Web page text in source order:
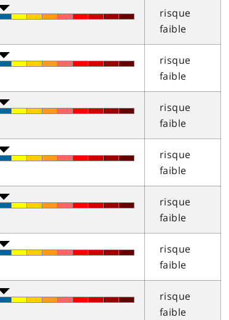
risque
faible
risque
faible
risque
faible
risque
faible
risque
faible
risque
faible
risque
faible